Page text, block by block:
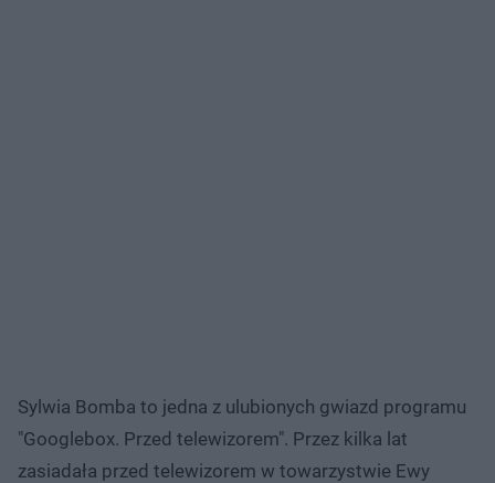
Sylwia Bomba to jedna z ulubionych gwiazd programu
"Googlebox. Przed telewizorem". Przez kilka lat
zasiadała przed telewizorem w towarzystwie Ewy